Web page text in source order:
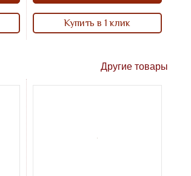
Купить в 1 клик
Другие товары